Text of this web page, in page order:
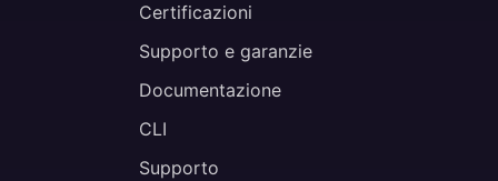
Certificazioni
Supporto e garanzie
Documentazione
CLI
Supporto